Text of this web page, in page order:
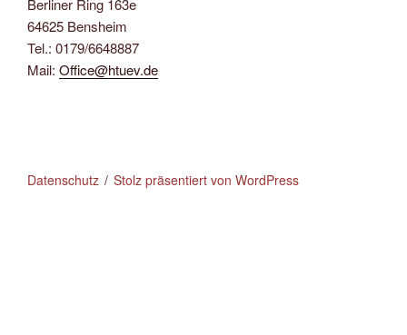
Berliner Ring 163e
64625 Bensheim
Tel.: 0179/6648887
Mail: Office@htuev.de
Datenschutz Stolz präsentiert von WordPress